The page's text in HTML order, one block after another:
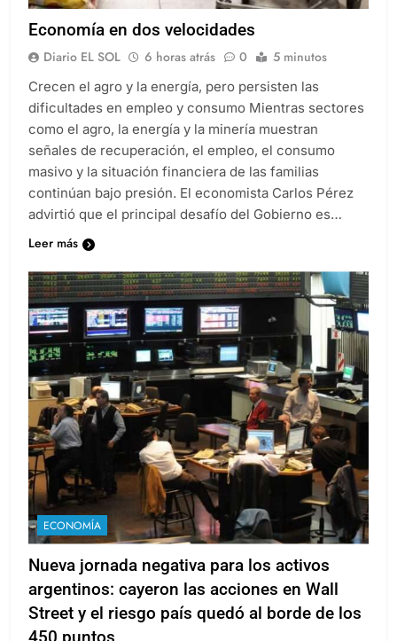
Economía en dos velocidades
Diario EL SOL 6 horas atrás 0 5 minutos
Crecen el agro y la energía, pero persisten las
dificultades en empleo y consumo Mientras sectores
como el agro, la energía y la minería muestran
señales de recuperación, el empleo, el consumo
masivo y la situación financiera de las familias
continúan bajo presión. El economista Carlos Pérez
advirtió que el principal desafío del Gobierno es…
Leer más
ECONOMÍA
Nueva jornada negativa para los activos
argentinos: cayeron las acciones en Wall
Street y el riesgo país quedó al borde de los
450 puntos